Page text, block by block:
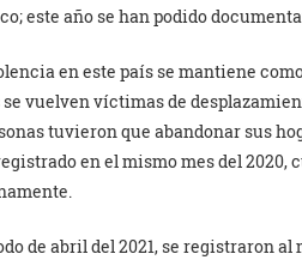
este año se han podido
en este país se mantiene
vuelven víctimas de
tuvieron que abandonar sus
en el mismo mes del
de abril del 2021, se registraron